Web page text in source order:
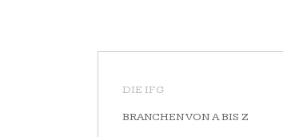
DIE IFG
BRANCHEN VON A BIS Z